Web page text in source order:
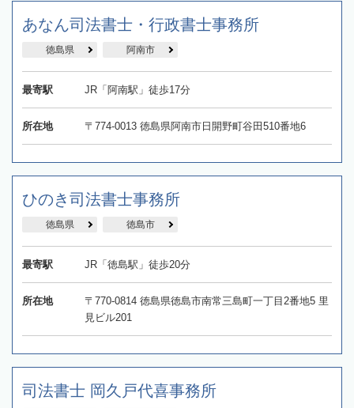
あなん司法書士・行政書士事務所
徳島県 阿南市
最寄駅 JR「阿南駅」徒歩17分
所在地 〒774-0013 徳島県阿南市日開野町谷田510番地6
ひのき司法書士事務所
徳島県 徳島市
最寄駅 JR「徳島駅」徒歩20分
所在地
〒770-0814 徳島県徳島市南常三島町一丁目2番地5 里
見ビル201
司法書士 岡久戸代喜事務所